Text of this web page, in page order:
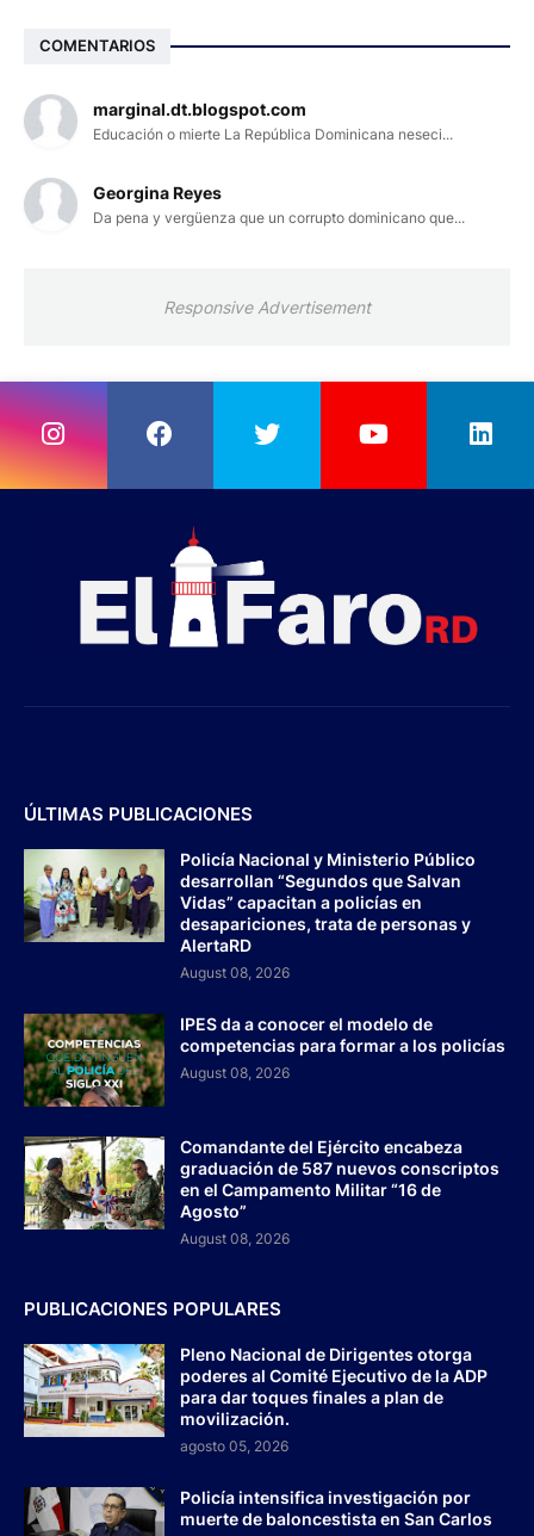
COMENTARIOS
marginal.dt.blogspot.com
Educación o mierte La República Dominicana neseci...
Georgina Reyes
Da pena y vergüenza que un corrupto dominicano que...
Responsive Advertisement
ÚLTIMAS PUBLICACIONES
Policía Nacional y Ministerio Público
desarrollan “Segundos que Salvan
Vidas” capacitan a policías en
desapariciones, trata de personas y
AlertaRD
August 08, 2026
IPES da a conocer el modelo de
competencias para formar a los policías
August 08, 2026
Comandante del Ejército encabeza
graduación de 587 nuevos conscriptos
en el Campamento Militar “16 de
Agosto”
August 08, 2026
PUBLICACIONES POPULARES
Pleno Nacional de Dirigentes otorga
poderes al Comité Ejecutivo de la ADP
para dar toques finales a plan de
movilización.
agosto 05, 2026
Policía intensifica investigación por
muerte de baloncestista en San Carlos